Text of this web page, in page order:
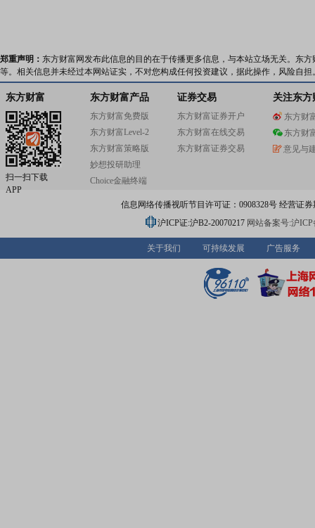
郑重声明： 东方财富网发布此信息的目的在于传播更多信息，与本站立场无关。东
等。相关信息并未经过本网站证实，不对您构成任何投资建议，据此操作，风险自担